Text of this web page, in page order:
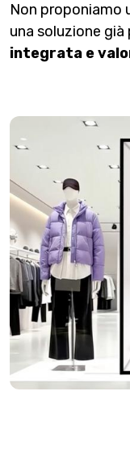
Non proponiamo
una soluzione
integrata e